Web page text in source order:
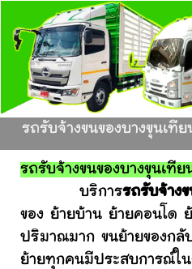
รถรับจ้างขนของบางขุนเทีย
รถรับจ้างขนของบางขุนเทีย
บริการรถรับจ้าง
ของ ย้ายบ้าน ย้ายคอนโด
ปริมาณมาก ขนย้ายของกลั
ย้ายทุกคนมีประสบการณ์ใน